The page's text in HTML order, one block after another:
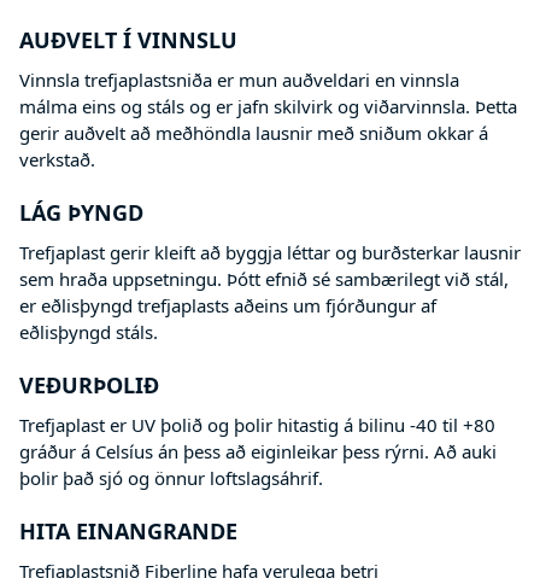
AUÐVELT Í VINNSLU
Vinnsla trefjaplastsniða er mun auðveldari en vinnsla
málma eins og stáls og er jafn skilvirk og viðarvinnsla. Þetta
gerir auðvelt að meðhöndla lausnir með sniðum okkar á
verkstað.
LÁG ÞYNGD
Trefjaplast gerir kleift að byggja léttar og burðsterkar lausnir
sem hraða uppsetningu. Þótt efnið sé sambærilegt við stál,
er eðlisþyngd trefjaplasts aðeins um fjórðungur af
eðlisþyngd stáls.
VEÐURÞOLIÐ
Trefjaplast er UV þolið og þolir hitastig á bilinu -40 til +80
gráður á Celsíus án þess að eiginleikar þess rýrni. Að auki
þolir það sjó og önnur loftslagsáhrif.
HITA EINANGRANDE
Trefjaplastsnið Fiberline hafa verulega betri